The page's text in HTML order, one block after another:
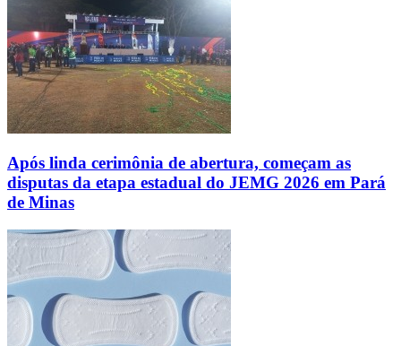
Após linda cerimônia de abertura, começam as
disputas da etapa estadual do JEMG 2026 em Pará
de Minas